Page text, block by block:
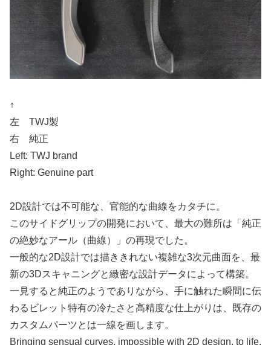
↑
左 TWJ製
右 純正
Left: TWJ brand
Right: Genuine part
2D設計では不可能な、官能的な曲線をカタチに。
このサイドグリップの開発において、最大の難所は「純正
の絶妙なアール（曲線）」の再現でした。
一般的な2D設計では描ききれない複雑な3次元曲面を、最
新の3Dスキャニングと緻密な設計データによって構築。
一見すると純正のようでありながら、手に触れた瞬間に伝
わるビレット特有の冷たさと高精度な仕上がりは、既存の
カスタムパーツとは一線を画します。
Bringing sensual curves, impossible with 2D design, to life.